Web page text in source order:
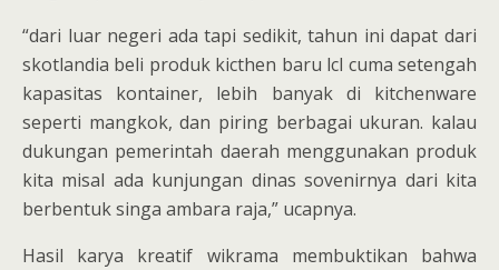
“dari luar negeri ada tapi sedikit, tahun ini dapat dari
skotlandia beli produk kicthen baru lcl cuma setengah
kapasitas kontainer, lebih banyak di kitchenware
seperti mangkok, dan piring berbagai ukuran. kalau
dukungan pemerintah daerah menggunakan produk
kita misal ada kunjungan dinas sovenirnya dari kita
berbentuk singa ambara raja,” ucapnya.
Hasil karya kreatif wikrama membuktikan bahwa